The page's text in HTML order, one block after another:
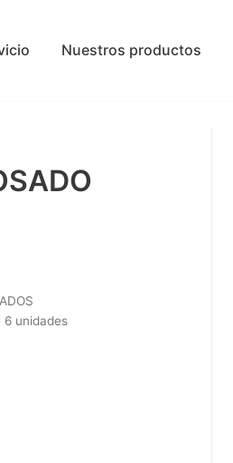
Nuestros productos
6 unidades